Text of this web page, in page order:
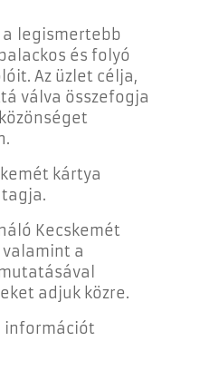
a legismertebb
és folyó
Az üzlet célja,
válva összefogja
kártya
Kecskemét
a
adjuk közre.
információt